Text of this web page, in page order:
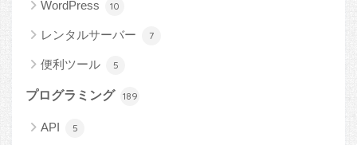
WordPress 10
レンタルサーバー 7
便利ツール 5
プログラミング 189
API 5